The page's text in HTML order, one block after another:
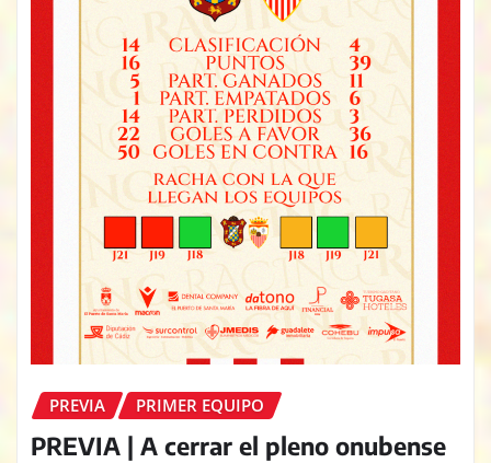
PREVIA PRIMER EQUIPO
PREVIA | A cerrar el pleno onubense